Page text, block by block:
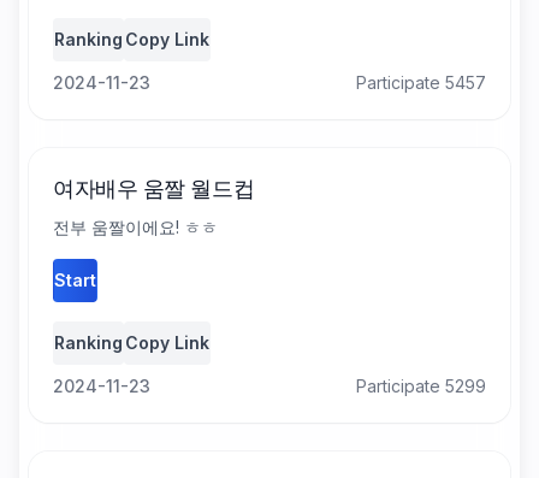
Ranking Copy Link
2024-11-23 Participate 5457
여자배우 움짤 월드컵
전부 움짤이에요! ㅎㅎ
Start
Ranking Copy Link
2024-11-23 Participate 5299